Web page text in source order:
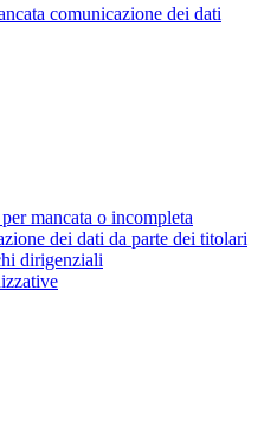
comunicazione dei dati
mancata o incompleta
dei dati da parte dei titolari
dirigenziali